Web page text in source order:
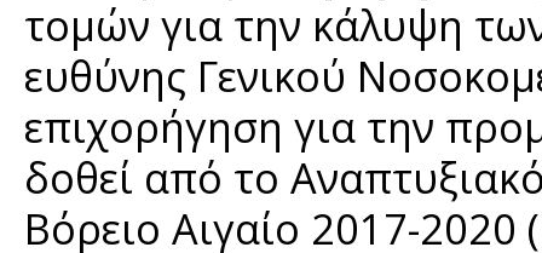
τομών για την κάλυψη
ευθύνης Γενικού
επιχορήγηση για την
δοθεί από το
Βόρειο Αιγαίο 2017-2020